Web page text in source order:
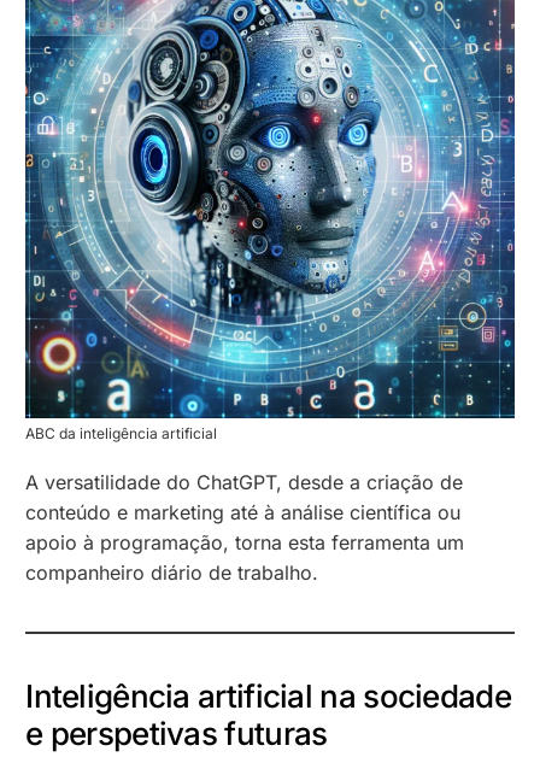
ABC da inteligência artificial
A versatilidade do ChatGPT, desde a criação de
conteúdo e marketing até à análise científica ou
apoio à programação, torna esta ferramenta um
companheiro diário de trabalho.
Inteligência artificial na sociedade
e perspetivas futuras